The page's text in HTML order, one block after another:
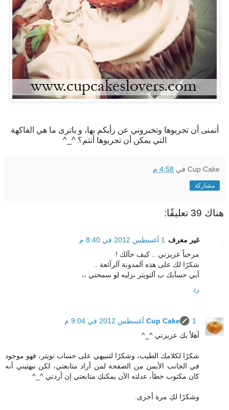
أتمنى أن تجربوها وتخبروني عن رأيكم بها، و ياترى ما هي الفاكهة
التي يمكن أن تجربوها أنتم؟ ^_^
Cup Cake في 4:58 م
مشاركة
هناك 39 تعليقًا:
غير معرف
1 أغسطس 2012 في 8:40 م
مرحباً عزيزتي .. كيف حآلك !
شكرًا لك على هذه آلمدونة آلرآئعة ..
آبي حسآبك ب آلتويتر نزليه لو سمحتي ،،
رد
Cup Cake
1 أغسطس 2012 في 9:04 م
أهلاً بكِ عزيزتي ^_^
شكرًا لكلامك الطيب، وشكرًا لتنبيهي على حساب تويتر، فهو موجود
في الجانب الأيمن من الصفحة لمن أراد متابعتي، لكن نبهتيني أنه
كان مكتوب خطأ، عدلته الآن يمكنكِ متابعتي إن أردتي ^_^
وشكرًا لكِ مرة أخرى.